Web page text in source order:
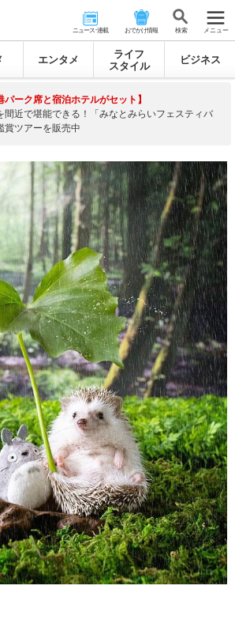
ニュース･連載 おでかけ情報 検 索 メニュー
エンタメ
ライフ
スタイル
ビジネス
パーク席と宿泊ホテルがセット】
間近で堪能できる！「みなとみらいフェスティバ
賞ツアーを販売中